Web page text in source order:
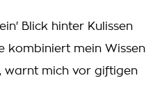
Blick hinter Kulissen
kombiniert mein Wissen
warnt mich vor giftigen